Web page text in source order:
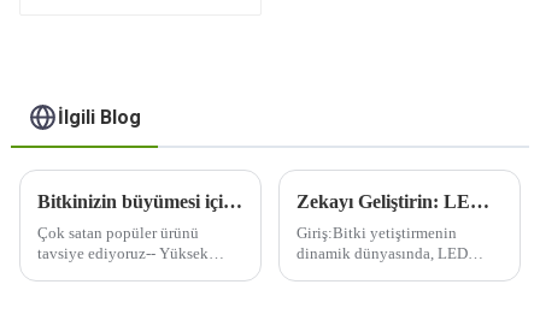
İlgili Blog
Bitkinizin büyümesi için hangi ışık dalga boyuna ihtiyaç olduğunu nasıl belirlersiniz?
Çok satan popüler ürünü
tavsiye ediyoruz-- Yüksek
Zekayı Geliştirin: LED Büyüme Işıklarıyla Geleceği Aydınlatın
Giriş:Bitki yetiştirmenin
dinamik dünyasında, LED